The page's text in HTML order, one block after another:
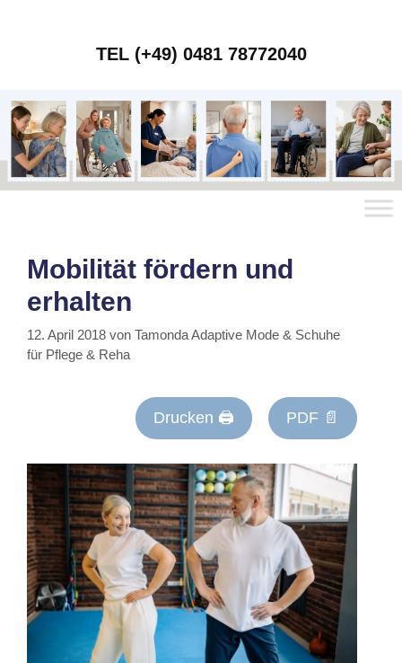
TEL (+49) 0481 78772040
Mobilität fördern und
erhalten
12. April 2018 von Tamonda Adaptive Mode & Schuhe
für Pflege & Reha
Drucken 🖨 PDF 📄